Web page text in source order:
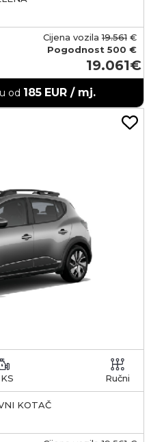
Cijena vozila19.561 €
Pogodnost 500 €
19.061
od 185 EUR / mj.
KS Ručni
KOTAČ